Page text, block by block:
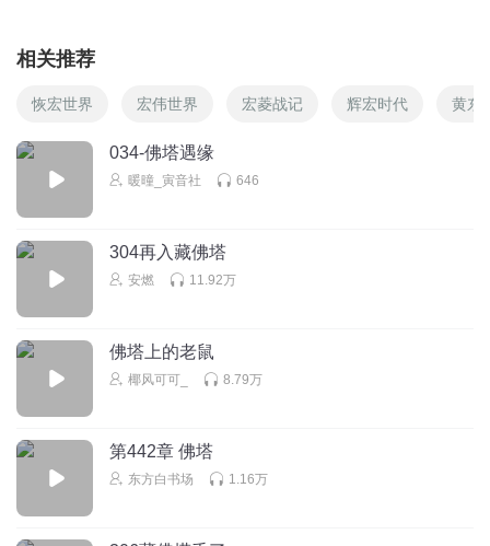
相关推荐
恢宏世界 宏伟世界 宏菱战记 辉宏时代 黄东
034-佛塔遇缘
暖曈_寅音社 646
304再入藏佛塔
安燃 11.92万
佛塔上的老鼠
椰风可可_ 8.79万
第442章 佛塔
东方白书场 1.16万